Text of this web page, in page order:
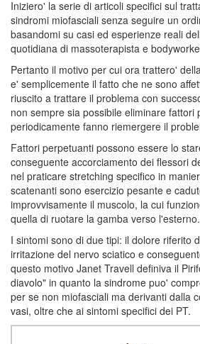
Iniziero' la serie di articoli specifici sul
sindromi miofasciali senza seguire un
basandomi su casi ed esperienze reali
quotidiana di massoterapista e
Pertanto il motivo per cui ora trattero'
e' semplicemente il fatto che ne sono
riuscito a trattare il problema con
non sempre sia possibile eliminare fattori
periodicamente fanno riemergere il
Fattori perpetuanti possono essere lo
conseguente accorciamento dei flessori
nel praticare stretching specifico in
scatenanti sono esercizio pesante e
improvvisamente il muscolo, la cui
quella di ruotare la gamba verso l'esterno.
I sintomi sono di due tipi: il dolore riferito
irritazione del nervo sciatico e
questo motivo Janet Travell definiva il
diavolo" in quanto la sindrome puo'
per se non miofasciali ma derivanti dalla
vasi, oltre che ai sintomi specifici dei PT.